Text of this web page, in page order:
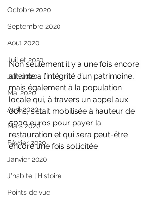
Octobre 2020
Septembre 2020
Aout 2020
Juillet 2020
Juin 2020
Mai 2020
Avril 2020
Mars 2020
Février 2020
Janvier 2020
J'habite l'Histoire
Points de vue
Non seulement il y a une fois encore
atteinte à l’intégrité d’un patrimoine,
mais également à la population
locale qui, à travers un appel aux
dons, s’était mobilisée à hauteur de
5000 euros pour payer la
restauration et qui sera peut-être
encore une fois sollicitée.